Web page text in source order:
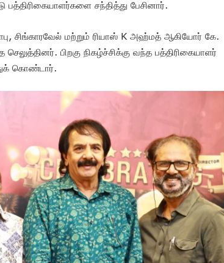
சந்தித்து பேசினார்.
சிங்காரவேல் மற்றும் ரியாஸ் K அஹ்மத் ஆகியோர் கே.
பிறகு நிகழ்ச்சிக்கு வந்த பத்திரிகையாளர்
கொண்டார்.